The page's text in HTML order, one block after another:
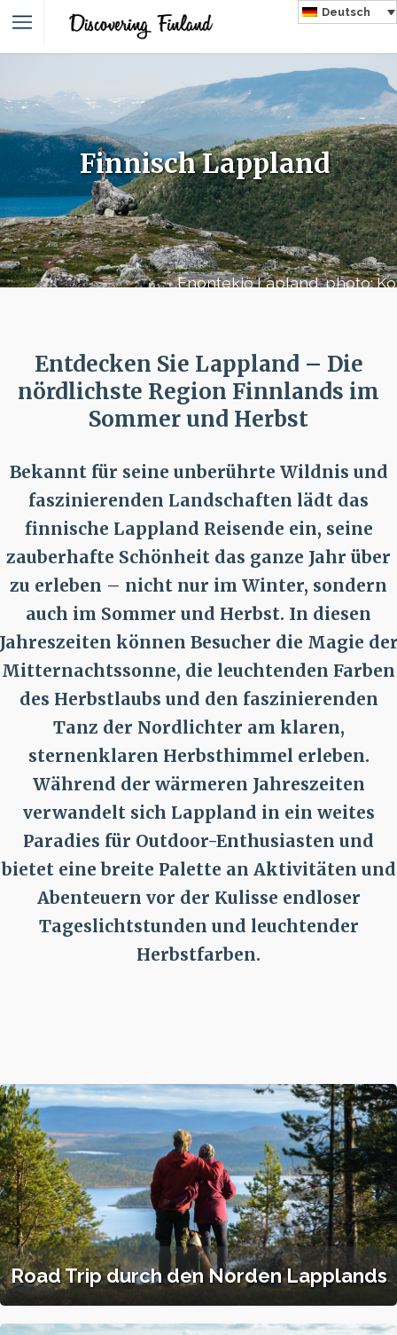
Deutsch
Finnisch Lappland
Enontekiö Lapland photo:
Entdecken Sie Lappland – Die
nördlichste Region Finnlands im
Sommer und Herbst
Bekannt für seine unberührte Wildnis und
faszinierenden Landschaften lädt das
finnische Lappland Reisende ein, seine
zauberhafte Schönheit das ganze Jahr über
zu erleben – nicht nur im Winter, sondern
auch im Sommer und Herbst. In diesen
können Besucher die Magie
Mitternachtssonne, die leuchtenden Farben
des Herbstlaubs und den faszinierenden
Tanz der Nordlichter am klaren,
sternenklaren Herbsthimmel erleben.
Während der wärmeren Jahreszeiten
verwandelt sich Lappland in ein weites
Paradies für Outdoor-Enthusiasten und
bietet eine breite Palette an Aktivitäten und
Abenteuern vor der Kulisse endloser
Tageslichtstunden und leuchtender
Herbstfarben.
Road Trip durch den Norden Lapplands